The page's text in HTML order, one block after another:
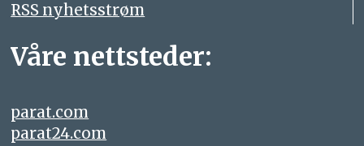
RSS nyhetsstrøm
Våre nettsteder:
parat.com
parat24.com